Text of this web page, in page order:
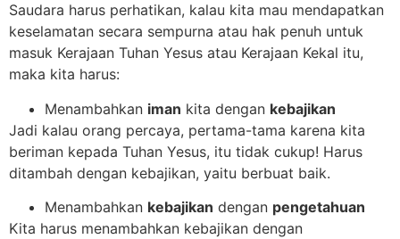
Saudara harus perhatikan, kalau kita mau mendapatkan
keselamatan secara sempurna atau hak penuh untuk
masuk Kerajaan Tuhan Yesus atau Kerajaan Kekal itu,
maka kita harus:
Menambahkan iman kita dengan kebajikan
Jadi kalau orang percaya, pertama-tama karena kita
beriman kepada Tuhan Yesus, itu tidak cukup! Harus
ditambah dengan kebajikan, yaitu berbuat baik.
Menambahkan kebajikan dengan pengetahuan
Kita harus menambahkan kebajikan dengan